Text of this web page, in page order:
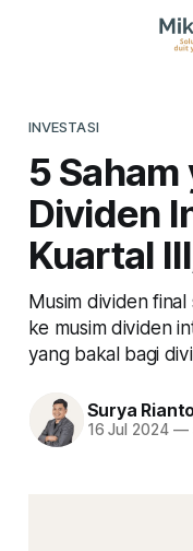
INVESTASI
5 Saham
Dividen
Kuartal
Musim dividen final
ke musim dividen
yang bakal bagi
Surya
16 Jul 2024 —